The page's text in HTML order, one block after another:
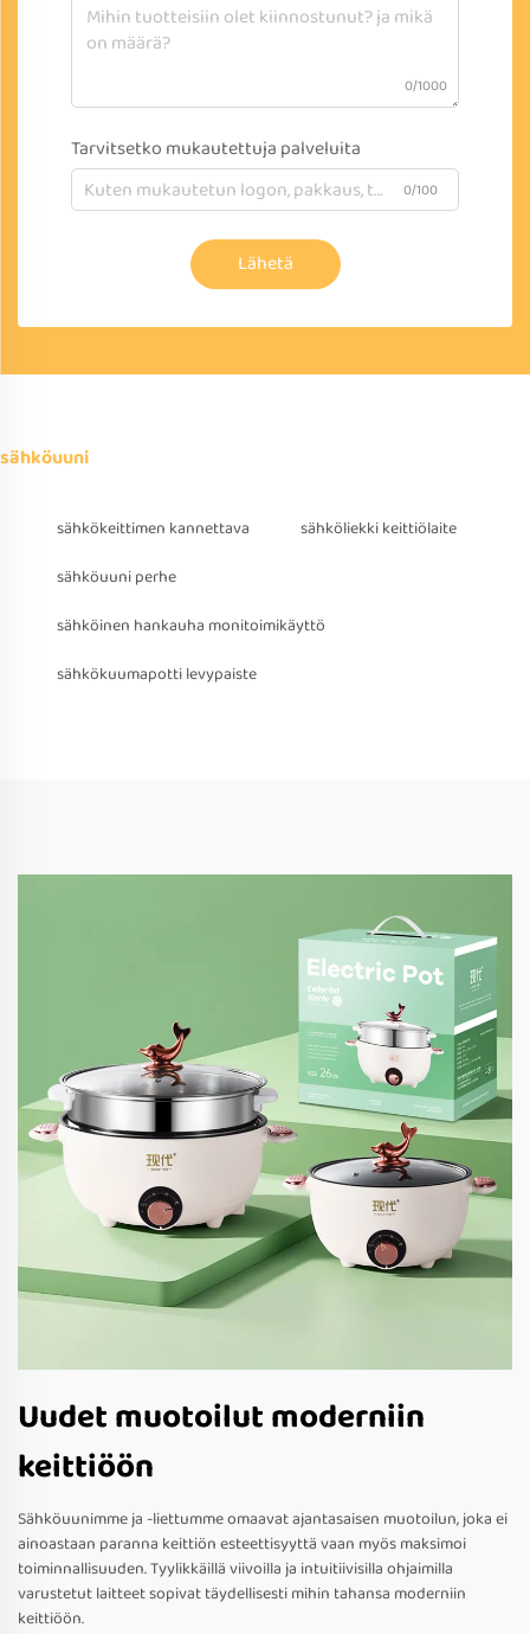
0/1000
Tarvitsetko mukautettuja palveluita
0/100
Lähetä
sähköuuni
sähkökeittimen kannettava
sähköliekki keittiölaite
sähköuuni perhe
sähköinen hankauha monitoimikäyttö
sähkökuumapotti levypaiste
Uudet muotoilut moderniin
keittiöön
Sähköuunimme ja -liettumme omaavat ajantasaisen muotoilun, joka ei
ainoastaan paranna keittiön esteettisyyttä vaan myös maksimoi
toiminnallisuuden. Tyylikkäillä viivoilla ja intuitiivisilla ohjaimilla
varustetut laitteet sopivat täydellisesti mihin tahansa moderniin
keittiöön.